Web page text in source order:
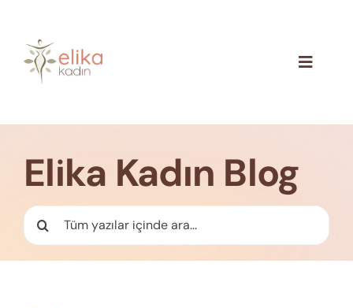
content
Toggle
İletişim
Elika Kadın Blog
Ara: